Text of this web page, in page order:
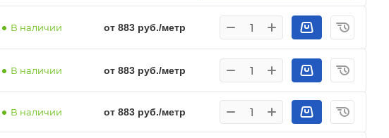
В наличии от 883 руб./метр
В наличии от 883 руб./метр
В наличии от 883 руб./метр